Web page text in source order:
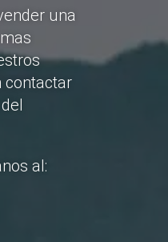
una
contactar
al: